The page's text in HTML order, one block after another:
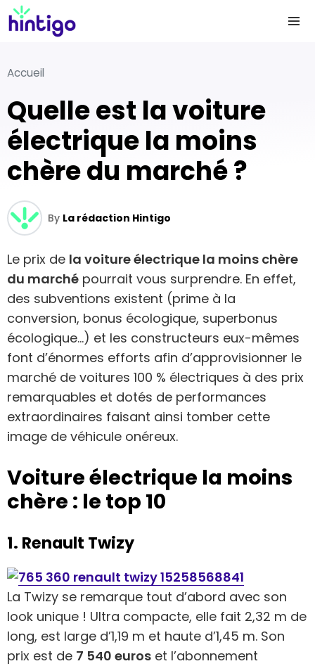
Accueil
Quelle est la voiture
électrique la moins
chère du marché ?
By La rédaction Hintigo
Le prix de la voiture électrique la moins chère
du marché pourrait vous surprendre. En effet,
des subventions existent (prime à la
conversion, bonus écologique, superbonus
écologique…) et les constructeurs eux-mêmes
font d’énormes efforts afin d’approvisionner le
marché de voitures 100 % électriques à des prix
remarquables et dotés de performances
extraordinaires faisant ainsi tomber cette
image de véhicule onéreux.
Voiture électrique la moins
chère : le top 10
1. Renault Twizy
La Twizy se remarque tout d’abord avec son
look unique ! Ultra compacte, elle fait 2,32 m de
long, est large d’1,19 m et haute d’1,45 m. Son
prix est de 7 540 euros et l’abonnement